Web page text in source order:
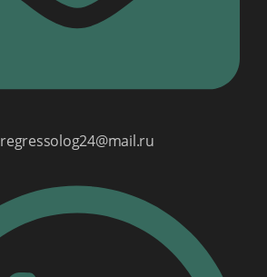
regressolog24@mail.ru